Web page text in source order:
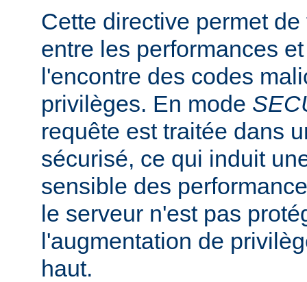
Cette directive permet
entre les performances
l'encontre des codes
privilèges. En mode
requête est traitée dans
sécurisé, ce qui induit
sensible des
le serveur n'est pas
l'augmentation de
haut.